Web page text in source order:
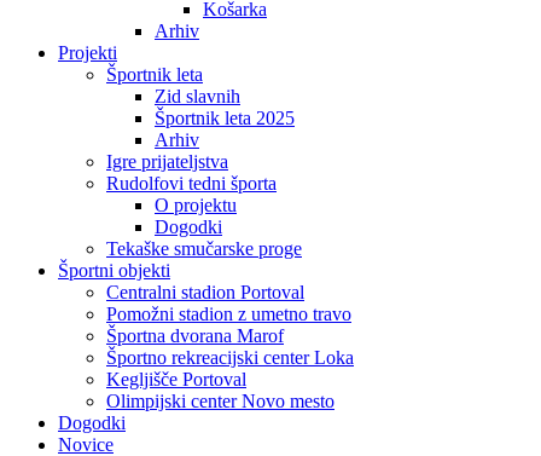
Košarka
Arhiv
Projekti
Športnik leta
Zid slavnih
Športnik leta 2025
Arhiv
Igre prijateljstva
Rudolfovi tedni športa
O projektu
Dogodki
Tekaške smučarske proge
Športni objekti
Centralni stadion Portoval
Pomožni stadion z umetno travo
Športna dvorana Marof
Športno rekreacijski center Loka
Kegljišče Portoval
Olimpijski center Novo mesto
Dogodki
Novice